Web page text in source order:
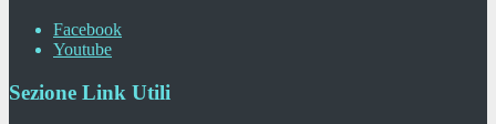
Facebook
Youtube
Sezione Link Utili